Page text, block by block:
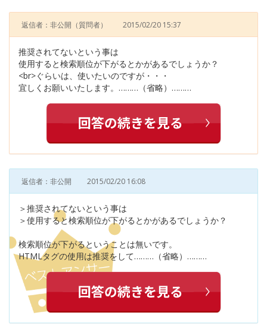
返信者：非公開 （質問者） 2015/02/20 15:37
推奨されてないという事は
使用すると検索順位が下がるとかがあるでしょうか？
<br>ぐらいは、使いたいのですが・・・
宜しくお願いいたします。………（省略）………
返信者：非公開 2015/02/20 16:08
＞推奨されてないという事は
＞使用すると検索順位が下がるとかがあるでしょうか？
検索順位が下がるということは無いです。
HTMLタグの使用は推奨をして………（省略）………